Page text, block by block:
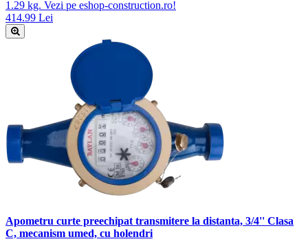
1.29 kg. Vezi pe eshop-construction.ro!
414.99 Lei
Apometru curte preechipat transmitere la distanta, 3/4'' Clasa
C, mecanism umed, cu holendri